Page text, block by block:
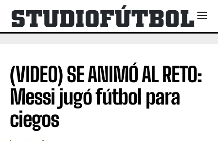
(VIDEO) SE ANIMÓ AL RETO:
Messi jugó fútbol para
ciegos